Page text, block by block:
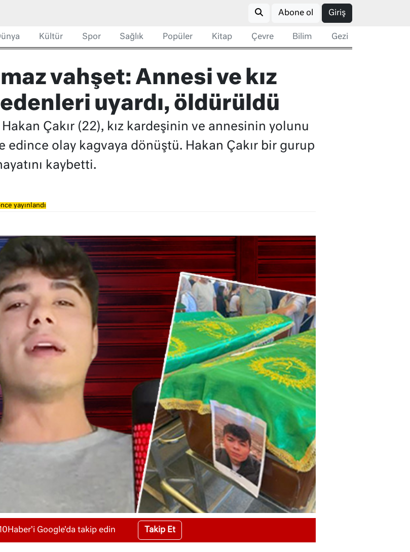
Abone ol Giriş
Kültür Spor Sağlık Popüler Kitap Çevre Bilim Gezi
vahşet: Annesi ve kız
uyardı, öldürüldü
Çakır (22), kız kardeşinin ve annesinin yolunu
edince olay kagvaya dönüştü. Hakan Çakır bir gurup
kaybetti.
yayınlandı
Google'da takip edin Takip Et